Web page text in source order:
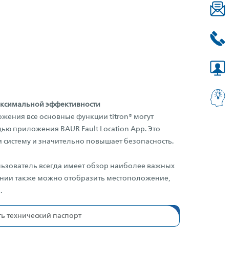
эффективности
все основные функции titron® могут
приложения BAUR Fault Location App. Это
и значительно повышает безопасность.
всегда имеет обзор наиболее важных
также можно отобразить местоположение,
технический паспорт